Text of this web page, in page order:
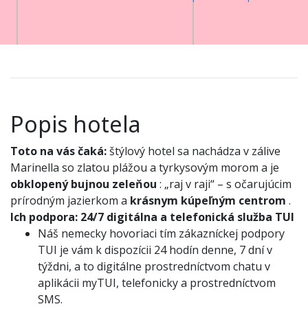
Popis hotela
Toto na vás čaká:štýlový hotel sa nachádza v zálive
Marinella so zlatou plážou a tyrkysovým morom a je
obklopený bujnou zeleňou : „raj v raji“ – s očarujúcim
prírodným jazierkom a krásnym kúpeľným centrom .
Ich podpora: 24/7 digitálna a telefonická služba TUI
Náš nemecky hovoriaci tím zákazníckej podpory
TUI je vám k dispozícii 24 hodín denne, 7 dní v
týždni, a to digitálne prostredníctvom chatu v
aplikácii myTUI, telefonicky a prostredníctvom
SMS.